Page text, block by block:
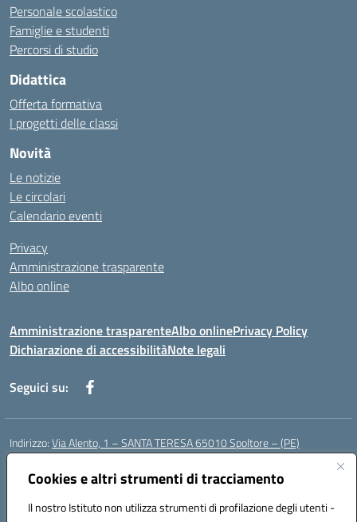
Cookies e altri strumenti di tracciamento
Il nostro Istituto non utilizza strumenti di profilazione degli utenti -
Personale scolastico
Famiglie e studenti
Percorsi di studio
Didattica
Offerta formativa
I progetti delle classi
Novità
Le notizie
Le circolari
Calendario eventi
Privacy
Amministrazione trasparente
Albo online
Amministrazione trasparenteAlbo onlinePrivacy Policy
Dichiarazione di accessibilitàNote legali
Seguici su:
Indirizzo:Via Alento, 1 – SANTA TERESA 65010 Spoltore – (PE)
Centralino:
Posta elettronica certificata (PEC):peee052003@pec.istruzione.it
Codice fiscale: 80006490686